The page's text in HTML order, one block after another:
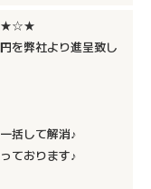
★☆★
を弊社より進呈致し
括して解消♪
ております♪